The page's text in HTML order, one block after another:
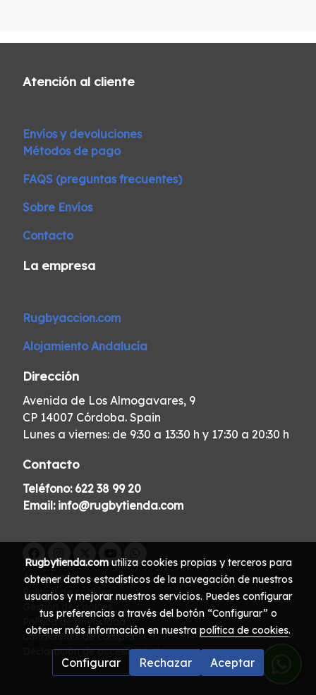
Atención al cliente
Envíos y devoluciones
Métodos de pago
FAQS (preguntas frecuentes)
Sobre Envíos
Contacto
La empresa
Rugbyaccion.com
Alojamiento Andalucía
Dirección
Avenida de Los Almogavares, 9
CP 14007 Córdoba. Spain
Lunes a viernes: de 9:30 a 13:30 h y 17:30 a 20:30 h
Contacto
Teléfono: 622 38 99 20
Email: info@rugbytienda.com
Aviso legal
Política de cookies
Gestión de cookies
Política de privacidad
Condiciones de compra
Declaración de accesibilidad
Rugbytienda.comutiliza cookies propias y terceros para
obtener datos estadísticos de la navegación de nuestros
usuarios y mejorar nuestros servicios. Puedes configurar
tus preferencias a través del botón “Configurar” o
obtener más información en nuestra política de cookies.
Configurar Rechazar Aceptar